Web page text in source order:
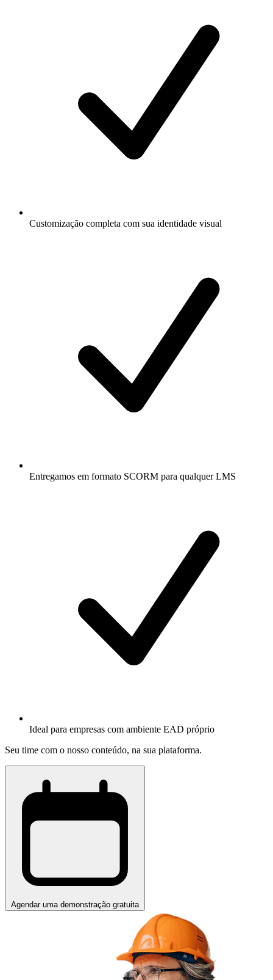
Customização completa com sua identidade visual
Entregamos em formato SCORM para qualquer LMS
Ideal para empresas com ambiente EAD próprio
Seu time com o nosso conteúdo, na sua plataforma.
Agendar uma demonstração gratuita